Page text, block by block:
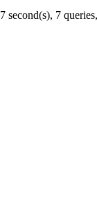
second(s), 7